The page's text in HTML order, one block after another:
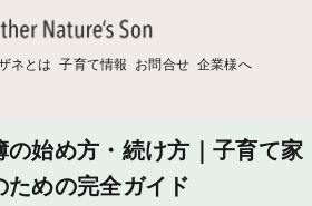
ネとは 子育て情報 お問合せ 企業様へ
の始め方・続け方｜子育て家
ための完全ガイド